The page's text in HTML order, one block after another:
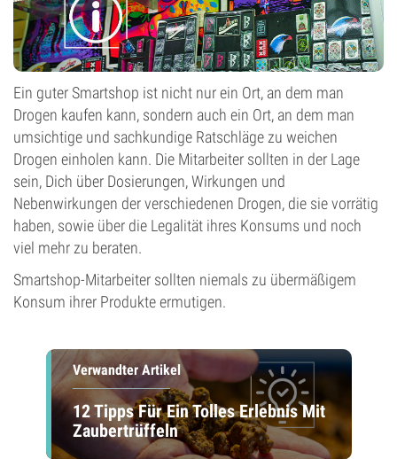
Ein guter Smartshop ist nicht nur ein Ort, an dem man
Drogen kaufen kann, sondern auch ein Ort, an dem man
umsichtige und sachkundige Ratschläge zu weichen
Drogen einholen kann. Die Mitarbeiter sollten in der Lage
sein, Dich über Dosierungen, Wirkungen und
Nebenwirkungen der verschiedenen Drogen, die sie vorrätig
haben, sowie über die Legalität ihres Konsums und noch
viel mehr zu beraten.
Smartshop-Mitarbeiter sollten niemals zu übermäßigem
Konsum ihrer Produkte ermutigen.
Verwandter Artikel
12 Tipps Für Ein Tolles Erlebnis Mit
Zaubertrüffeln